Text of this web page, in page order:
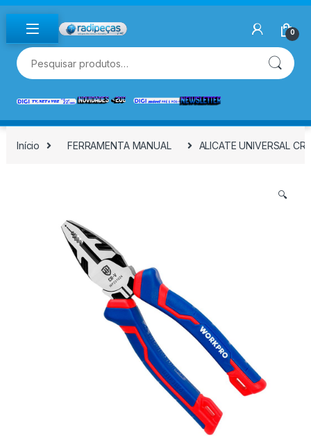
Skip to navigation
Skip to content
0
Pesquisar por:
Início FERRAMENTA MANUAL ALICATE UNIVERSAL
🔍